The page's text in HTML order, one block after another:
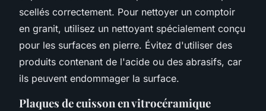
scellés correctement. Pour nettoyer un comptoir
en granit, utilisez un nettoyant spécialement conçu
pour les surfaces en pierre. Évitez d'utiliser des
produits contenant de l'acide ou des abrasifs, car
ils peuvent endommager la surface.
Plaques de cuisson en vitrocéramique